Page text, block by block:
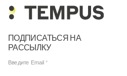
ПОДПИСАТЬСЯ НА
РАССЫЛКУ
Введите Email